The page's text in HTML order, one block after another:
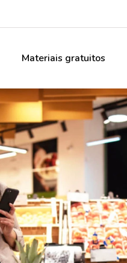
Materiais gratuitos